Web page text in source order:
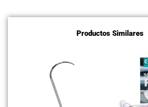
Productos Similares